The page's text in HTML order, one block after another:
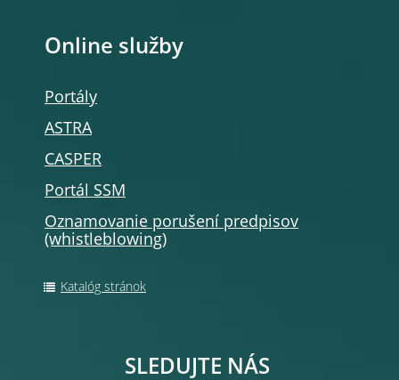
Online služby
Portály
ASTRA
CASPER
Portál SSM
Oznamovanie porušení predpisov
(whistleblowing)
Katalóg stránok
SLEDUJTE NÁS